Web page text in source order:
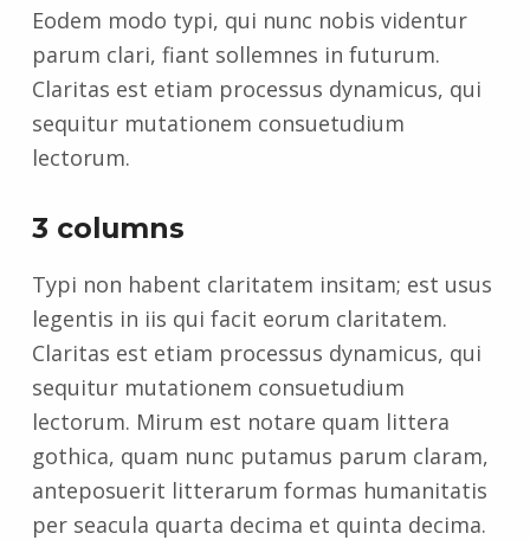
Eodem modo typi, qui nunc nobis videntur
parum clari, fiant sollemnes in futurum.
Claritas est etiam processus dynamicus, qui
sequitur mutationem consuetudium
lectorum.
3 columns
Typi non habent claritatem insitam; est usus
legentis in iis qui facit eorum claritatem.
Claritas est etiam processus dynamicus, qui
sequitur mutationem consuetudium
lectorum. Mirum est notare quam littera
gothica, quam nunc putamus parum claram,
anteposuerit litterarum formas humanitatis
per seacula quarta decima et quinta decima.